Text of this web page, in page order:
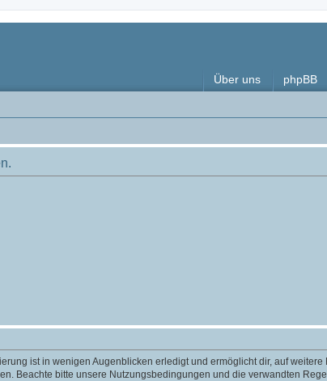
Über uns phpBB
ist in wenigen Augenblicken erledigt und ermöglicht dir, auf
Beachte bitte unsere Nutzungsbedingungen und die verwandten